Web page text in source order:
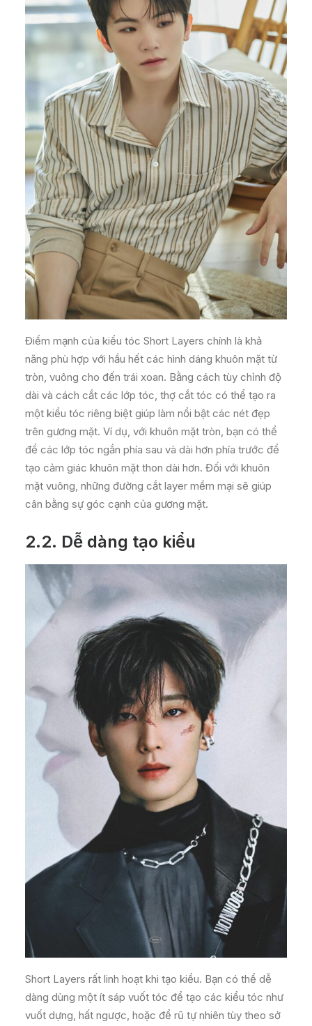
Điểm mạnh của kiểu tóc Short Layers chính là khả
năng phù hợp với hầu hết các hình dáng khuôn mặt từ
tròn, vuông cho đến trái xoan. Bằng cách tùy chỉnh độ
dài và cách cắt các lớp tóc, thợ cắt tóc có thể tạo ra
một kiểu tóc riêng biệt giúp làm nổi bật các nét đẹp
trên gương mặt. Ví dụ, với khuôn mặt tròn, bạn có thể
để các lớp tóc ngắn phía sau và dài hơn phía trước để
tạo cảm giác khuôn mặt thon dài hơn. Đối với khuôn
mặt vuông, những đường cắt layer mềm mại sẽ giúp
cân bằng sự góc cạnh của gương mặt.
2.2. Dễ dàng tạo kiểu
Short Layers rất linh hoạt khi tạo kiểu. Bạn có thể dễ
dàng dùng một ít sáp vuốt tóc để tạo các kiểu tóc như
vuốt dựng, hất ngược, hoặc để rũ tự nhiên tùy theo sở